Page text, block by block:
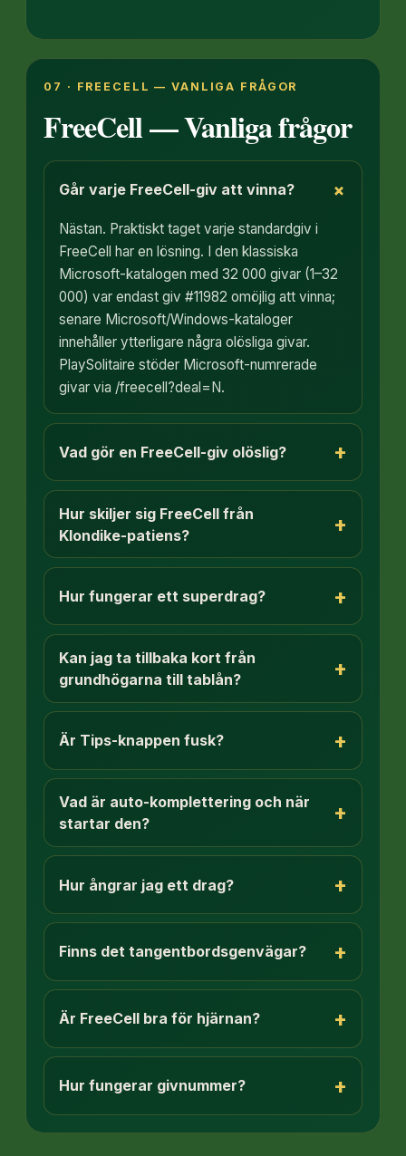
07 · FREECELL — VANLIGA FRÅGOR
FreeCell — Vanliga frågor
Går varje FreeCell-giv att vinna? +
Nästan. Praktiskt taget varje standardgiv i
FreeCell har en lösning. I den klassiska
Microsoft-katalogen med 32 000 givar (1–32
000) var endast giv #11982 omöjlig att vinna;
senare Microsoft/Windows-kataloger
innehåller ytterligare några olösliga givar.
PlaySolitaire stöder Microsoft-numrerade
givar via /freecell?deal=N.
Vad gör en FreeCell-giv olöslig? +
Hur skiljer sig FreeCell från
Klondike-patiens?
+
Hur fungerar ett superdrag? +
Kan jag ta tillbaka kort från
grundhögarna till tablån?
+
Är Tips-knappen fusk? +
Vad är auto-komplettering och när
startar den?
+
Hur ångrar jag ett drag? +
Finns det tangentbordsgenvägar? +
Är FreeCell bra för hjärnan? +
Hur fungerar givnummer? +